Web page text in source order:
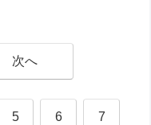
次へ
5 6 7